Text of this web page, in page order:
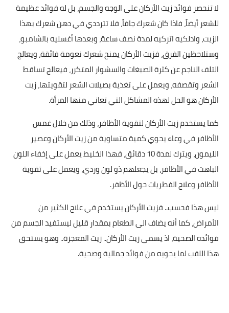
لا تنحصر فوائد زيت الأركان على الوجه والجسم، بل له فوائد عظيمة
للشعر أيضاً، فاذا كان شعرك جافاً، فلا تترددي في دهن شعرك بهذا
الزيت، وادلكيه اتركيه لمدة نصف ساعة، وبعدها أغسليه بالشامبو،
وستلاحظين الفرق، فزيت الأركان يمنح شعرك نعومة فائقة، ويعالج
التلف الناجم عن كثرة الصبغات والسشوار المتكرر، فيعالج تساقط
الشعر وتقصفه، ويعمل على تغذية بصيلات الشعر لتقويتها، زيت
الأركان هو الحل لهذه المشاكل التي تعاني منها المرأة.
كما يستخدم زيت الأركان لتقوية الأظافر، وذلك من خلال غمس
الأظافر في وعاء يحوي كمية متساوية من زيت الأركان وعصير
الليمون، ويترك لمدة 10 دقائق، فهذا الخليط يعمل على إخفاء اللون
الباهت في الأظافر، بل يجعلهم ذو لون وردي، ويعمل على تقوية
الأظافر وعلاج الفطريات حول الأظفر.
ليس هذا فحسب.. فزيت الأركان يستخدم في علاج الكثير من
الأمراض، كما أنه يضاف الى الطعام بمقدار قليل ليستفيد الجسم من
فوائده الصحية، اذ يسمى زيت الأركان.. زيت المعجزة.. وهو يستحق
هذا اللقب لما يحويه من فوائد جمالية وصحية.